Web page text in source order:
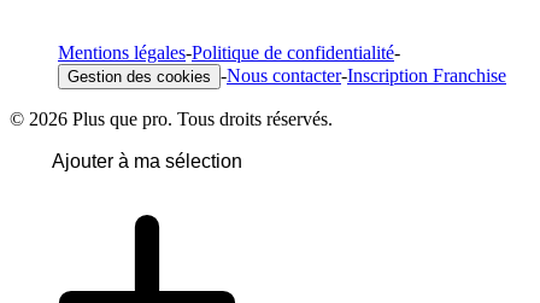
Mentions légales-Politique de confidentialité-
Gestion des cookies -Nous contacter-Inscription Franchise
© 2026 Plus que pro. Tous droits réservés.
Ajouter à ma sélection